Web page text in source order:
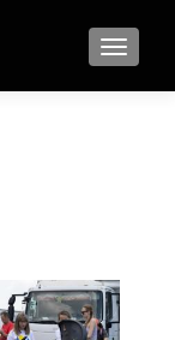
MENU